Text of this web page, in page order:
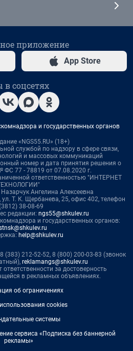
приложение
App Store
соцсетях
и государственных органов
«NGS55.RU» (18+)
службой по надзору в сфере связи,
и массовых коммуникаций
номер и дата принятия решения о
ФС 77 - 78819 от 07.08.2020 г.
ответственностью "ИНТЕРНЕТ
Ангелина Алексеевна
Т. К. Щербанева, 25, офис 402, телефон
38-08-69
редакции: ngs55@shkulev.ru
и государственных органов:
help@shkulev.ru
(383) 212-52-52, 8 (800) 200-03-83 (звонок
reklamangs@shkulev.ru
ответственности за достоверность
в рекламных объявлениях.
об ограничениях
cookies
системы
сервиса «Подписка без баннерной
рекламы»